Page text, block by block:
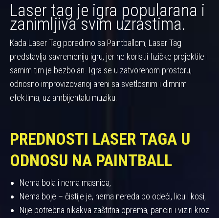
Laser tag je igra popularana i
zanimljiva svim uzrastima.
Kada Laser Tag poredimo sa Paintballom, Laser Tag
predstavlja savremeniju igru, jer ne koristii fizičke projektile i
samim tim je bezbolan. Igra se u zatvorenom prostoru,
odnosno improvizovanoj areni sa svetlosnim i dimnim
efektima, uz ambijentalu muziku.
PREDNOSTI LASER TAGA U
ODNOSU NA PAINTBALL
Nema bola i nema masnica,
Nema boje – čistije je, nema nereda po odeći, licu i kosi,
Nije potrebna nikakva zaštitna oprema, panciri i viziri kroz